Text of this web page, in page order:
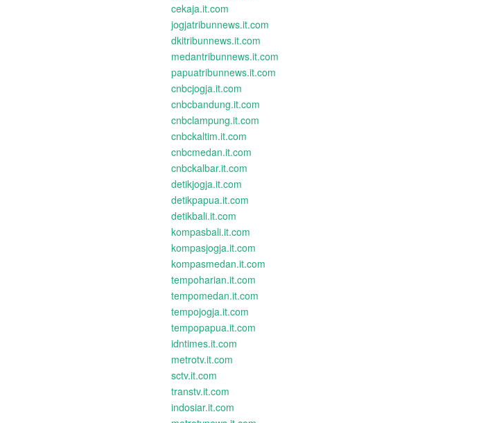
cekaja.it.com
jogjatribunnews.it.com
dkitribunnews.it.com
medantribunnews.it.com
papuatribunnews.it.com
cnbcjogja.it.com
cnbcbandung.it.com
cnbclampung.it.com
cnbckaltim.it.com
cnbcmedan.it.com
cnbckalbar.it.com
detikjogja.it.com
detikpapua.it.com
detikbali.it.com
kompasbali.it.com
kompasjogja.it.com
kompasmedan.it.com
tempoharian.it.com
tempomedan.it.com
tempojogja.it.com
tempopapua.it.com
idntimes.it.com
metrotv.it.com
sctv.it.com
transtv.it.com
indosiar.it.com